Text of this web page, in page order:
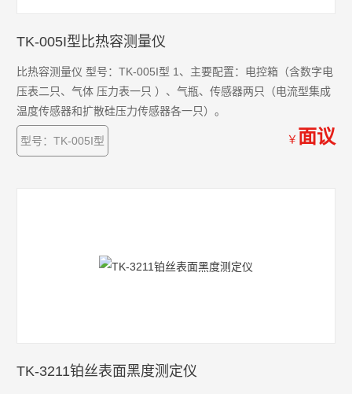
TK-005I型比热容测量仪
比热容测量仪 型号：TK-005I型 1、主要配置：电控箱（含数字电
压表二只、气体 压力表一只 ）、气瓶、传感器两只（电流型集成
温度传感器和扩散硅压力传感器各一只）。
型号：TK-005I型 ￥ 面议
TK-3211铂丝表面黑度测定仪